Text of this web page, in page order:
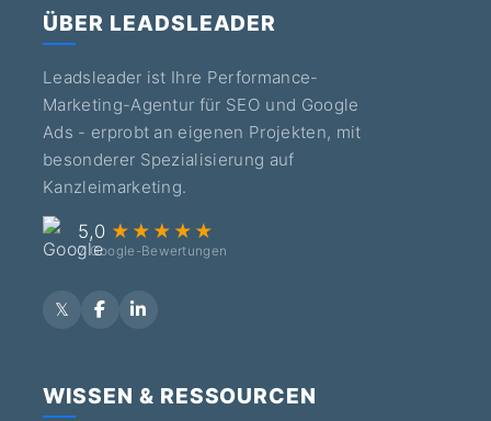
ÜBER LEADSLEADER
Leadsleader ist Ihre Performance-
Marketing-Agentur für SEO und Google
Ads - erprobt an eigenen Projekten, mit
besonderer Spezialisierung auf
Kanzleimarketing.
5,0 ★★★★★
7 Google-Bewertungen
WISSEN & RESSOURCEN